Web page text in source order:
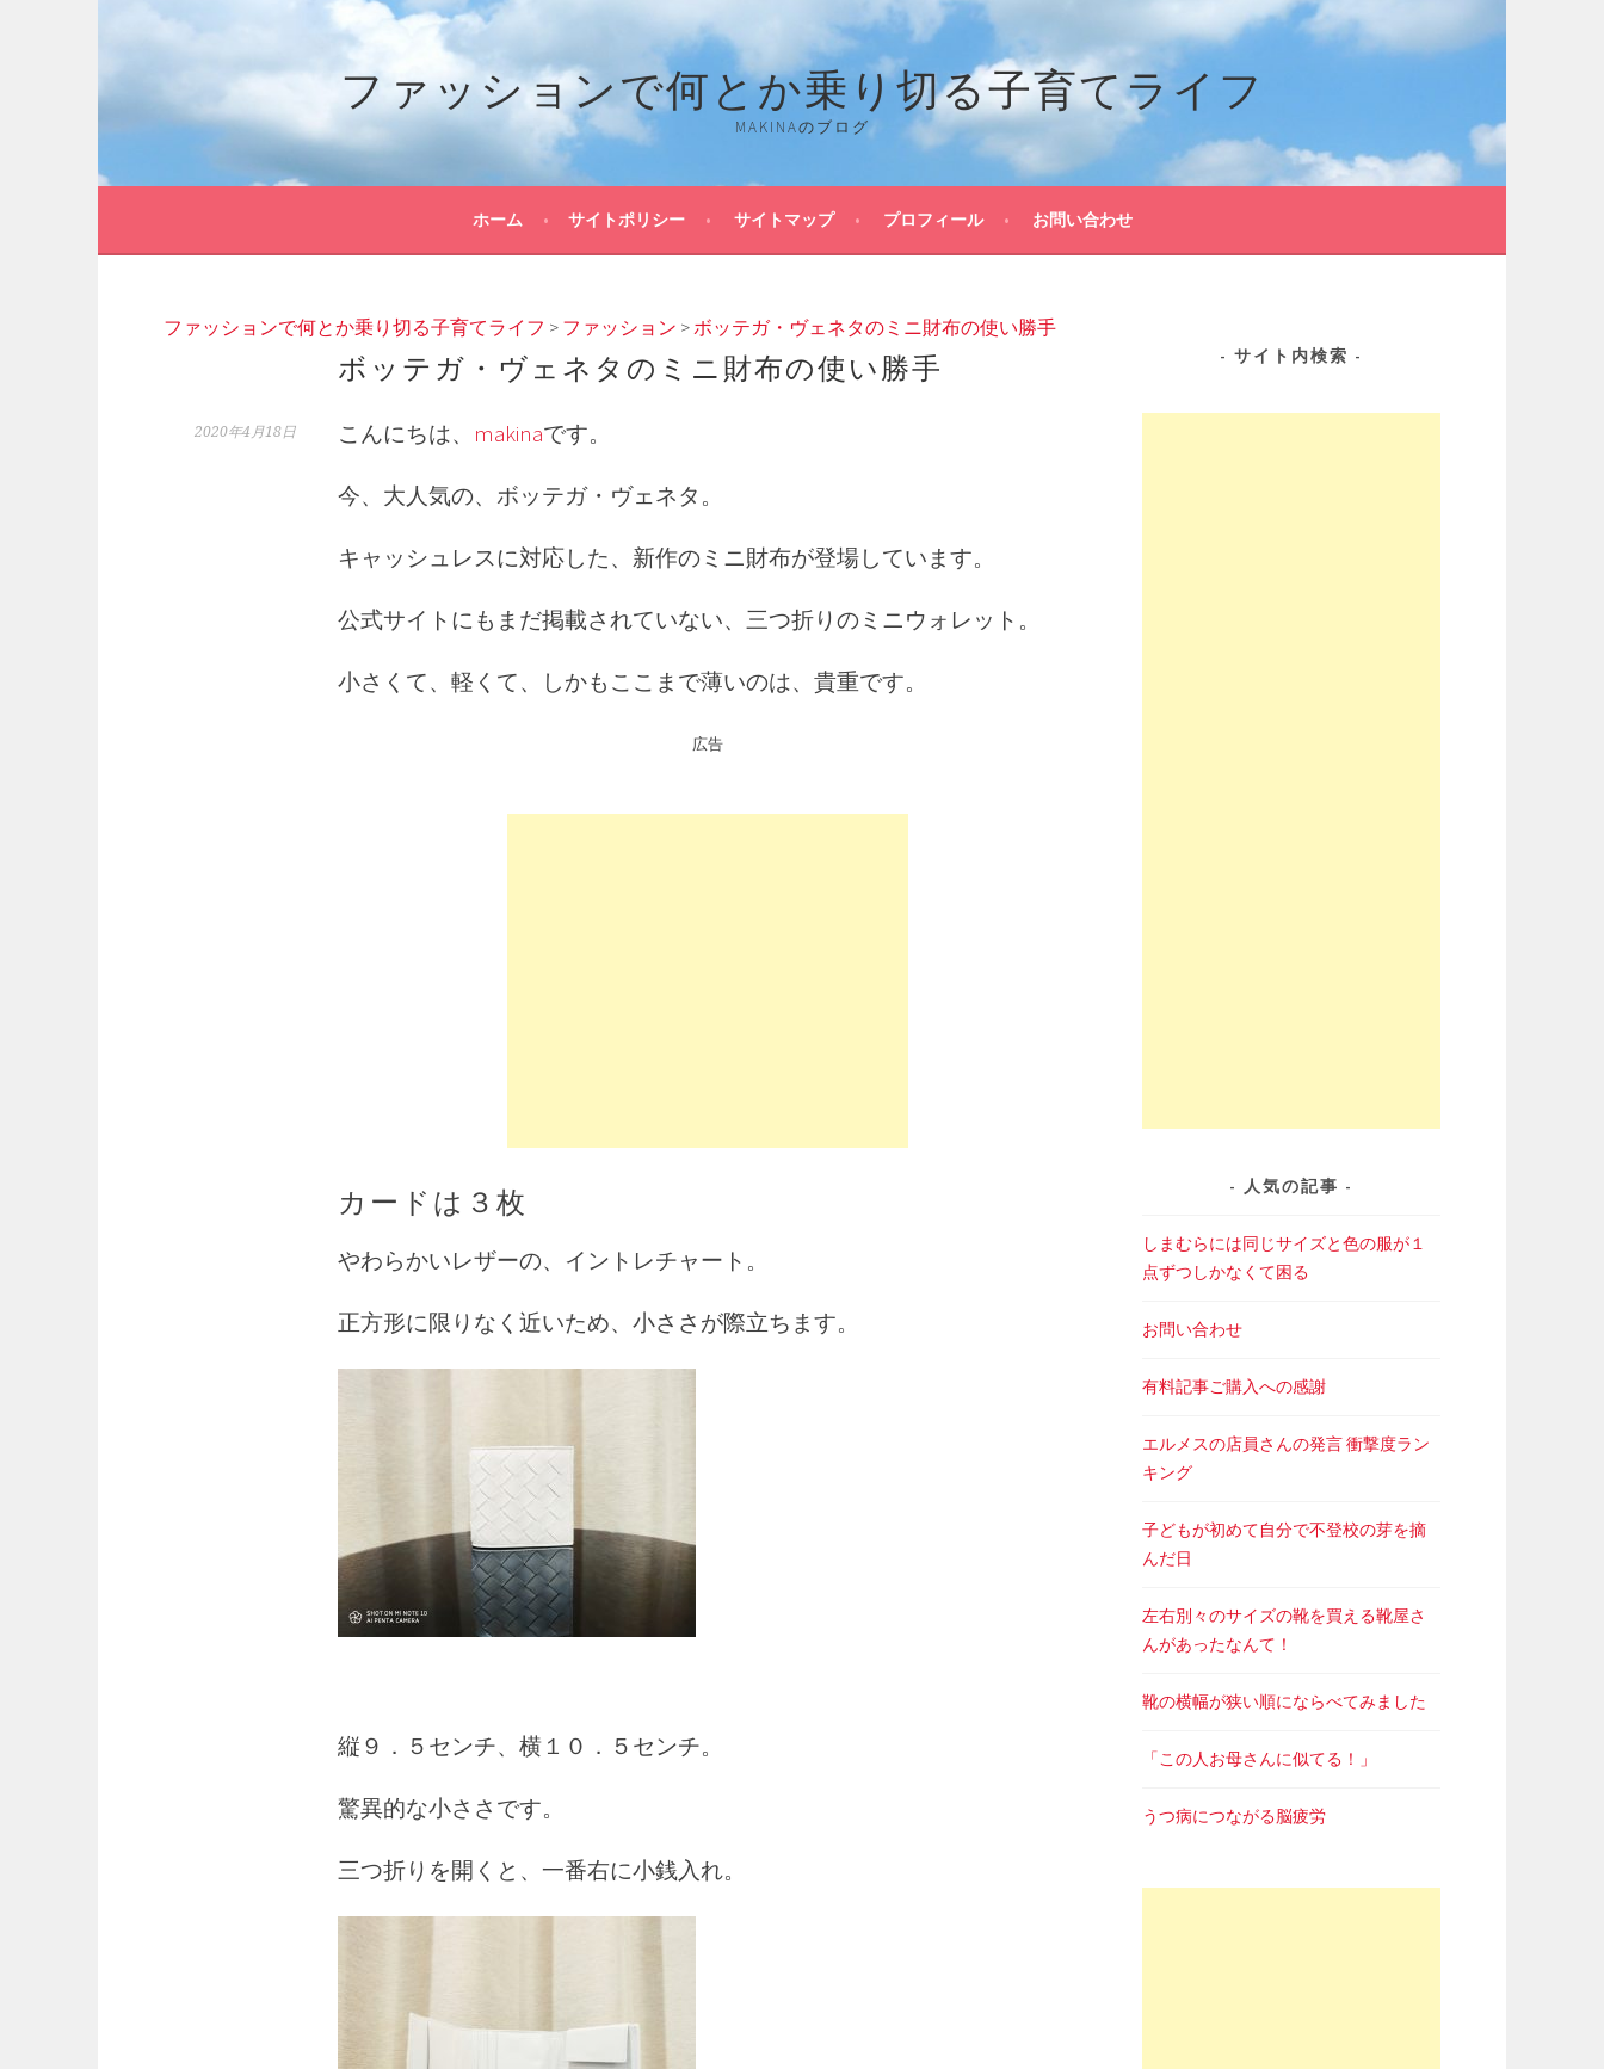
ン
ス
ファッションで何とか乗り切る子育てライフ
MAKINAのブログ
ホーム サイトポリシー サイトマップ プロフィール お問い合わせ
ファッションで何とか乗り切る子育てライフ > ファッション >ボッテガ・ヴェネタのミニ財布の使い勝手
ボッテガ・ヴェネタのミニ財布の使い勝手
2020年4月18日 こんにちは、 makinaです。
今、大人気の、ボッテガ・ヴェネタ。
キャッシュレスに対応した、新作のミニ財布が登場しています。
公式サイトにもまだ掲載されていない、三つ折りのミニウォレット。
小さくて、軽くて、しかもここまで薄いのは、貴重です。
広告
カードは３枚
やわらかいレザーの、イントレチャート。
正方形に限りなく近いため、小ささが際立ちます。
縦９．５センチ、横１０．５センチ。
驚異的な小ささです。
三つ折りを開くと、一番右に小銭入れ。
サイト内検索
人気の記事
しまむらには同じサイズと色の服が１
点ずつしかなくて困る
お問い合わせ
有料記事ご購入への感謝
エルメスの店員さんの発言 衝撃度ラン
キング
子どもが初めて自分で不登校の芽を摘
んだ日
左右別々のサイズの靴を買える靴屋さ
んがあったなんて！
靴の横幅が狭い順にならべてみました
「この人お母さんに似てる！」
うつ病につながる脳疲労